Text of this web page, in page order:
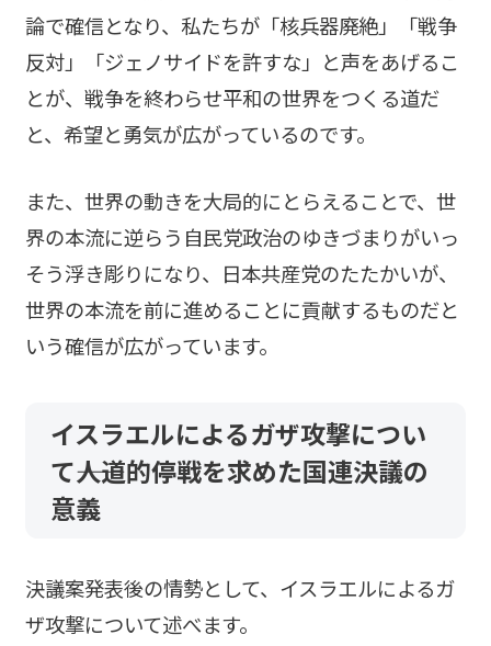
論で確信となり、私たちが「核兵器廃絶」「戦争
反対」「ジェノサイドを許すな」と声をあげるこ
とが、戦争を終わらせ平和の世界をつくる道だ
と、希望と勇気が広がっているのです。
また、世界の動きを大局的にとらえることで、世
界の本流に逆らう自民党政治のゆきづまりがいっ
そう浮き彫りになり、日本共産党のたたかいが、
世界の本流を前に進めることに貢献するものだと
いう確信が広がっています。
イスラエルによるガザ攻撃につい
て――人道的停戦を求めた国連決議の
意義
決議案発表後の情勢として、イスラエルによるガ
ザ攻撃について述べます。